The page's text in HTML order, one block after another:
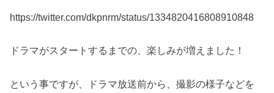
https://twitter.com/dkpnrm/status/1334820416808910848
ドラマがスタートするまでの、楽しみが増えました！
という事ですが、ドラマ放送前から、撮影の様子などを